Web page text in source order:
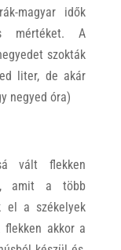
magyar idők
mértéket. A
szokták
liter, de akár
negyed óra)
vált flekken
amit a több
el a székelyek
akkor a